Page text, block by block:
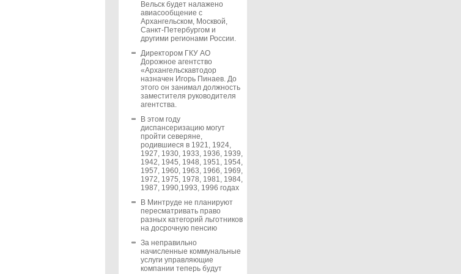
Вельск будет налажено
авиасообщение с
Архангельском, Москвой,
Санкт-Петербургом и
другими регионами России.
Директором ГКУ АО
Дорожное агентство
«Архангельскавтодор
назначен Игорь Пинаев. До
этого он занимал должность
заместителя руководителя
агентства.
В этом году
диспансеризацию могут
пройти северяне,
родившиеся в 1921, 1924,
1927, 1930, 1933, 1936, 1939,
1942, 1945, 1948, 1951, 1954,
1957, 1960, 1963, 1966, 1969,
1972, 1975, 1978, 1981, 1984,
1987, 1990,1993, 1996 годах
В Минтруде не планируют
пересматривать право
разных категорий льготников
на досрочную пенсию
За неправильно
начисленные коммунальные
услуги управляющие
компании теперь будут